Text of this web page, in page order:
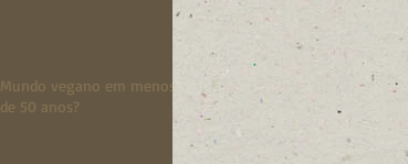
Mundo vegano em menos
de 50 anos?